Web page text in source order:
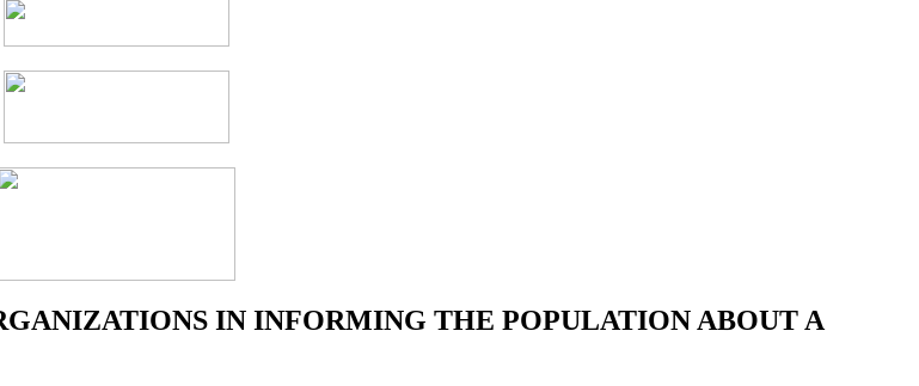
IN INFORMING THE POPULATION ABOUT A